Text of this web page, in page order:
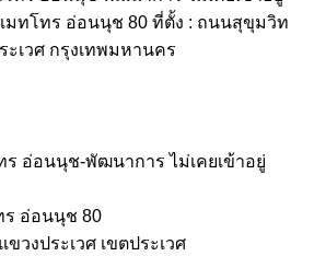
อ่อนนุช-พัฒนาการ ไม่เคยเข้าอยู่
ร อ่อนนุช 80
วงประเวศ เขตประเวศ